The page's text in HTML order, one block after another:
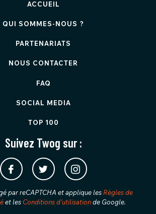
ACCUEIL
QUI SOMMES-NOUS ?
PARTENARIATS
NOUS CONTACTER
FAQ
SOCIAL MEDIA
TOP 100
Suivez Twog sur :
par reCAPTCHA et applique les Règles de
et les Conditions d'utilisationde Google.